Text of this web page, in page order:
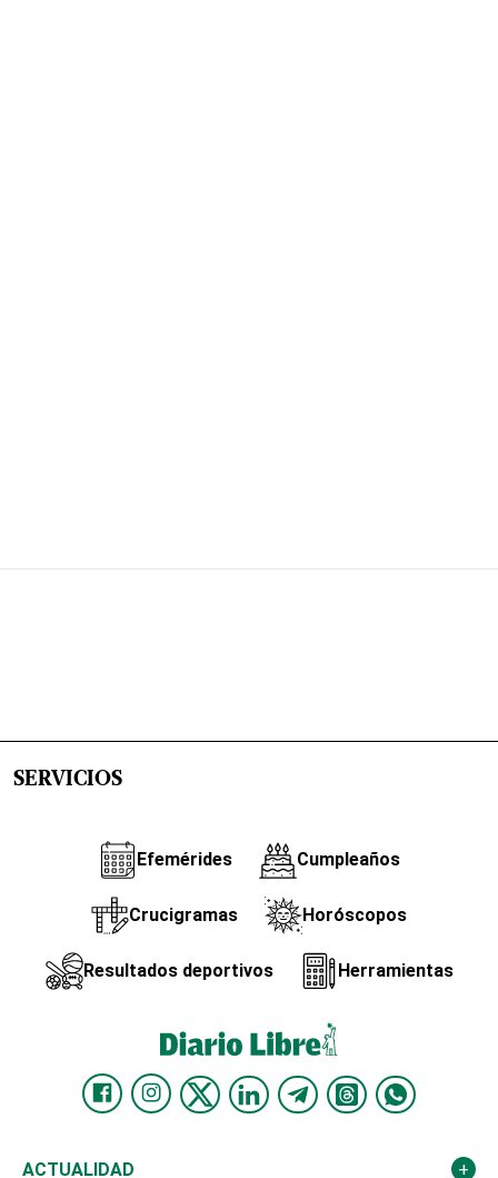
SERVICIOS
Efemérides Cumpleaños
Crucigramas Horóscopos
Resultados deportivos Herramientas
ACTUALIDAD